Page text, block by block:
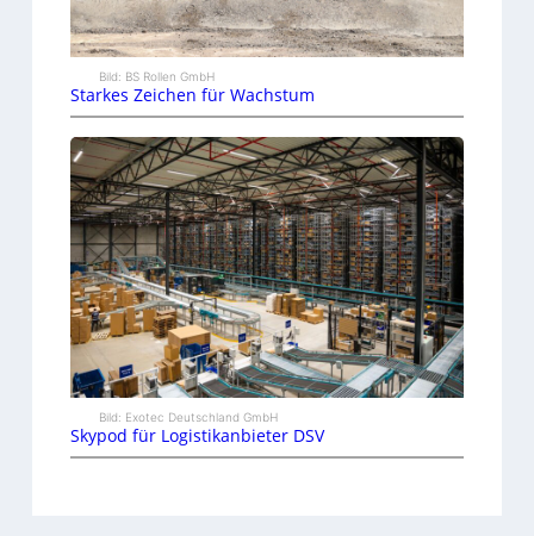
Bild: BS Rollen GmbH
Starkes Zeichen für Wachstum
Bild: Exotec Deutschland GmbH
Skypod für Logistikanbieter DSV